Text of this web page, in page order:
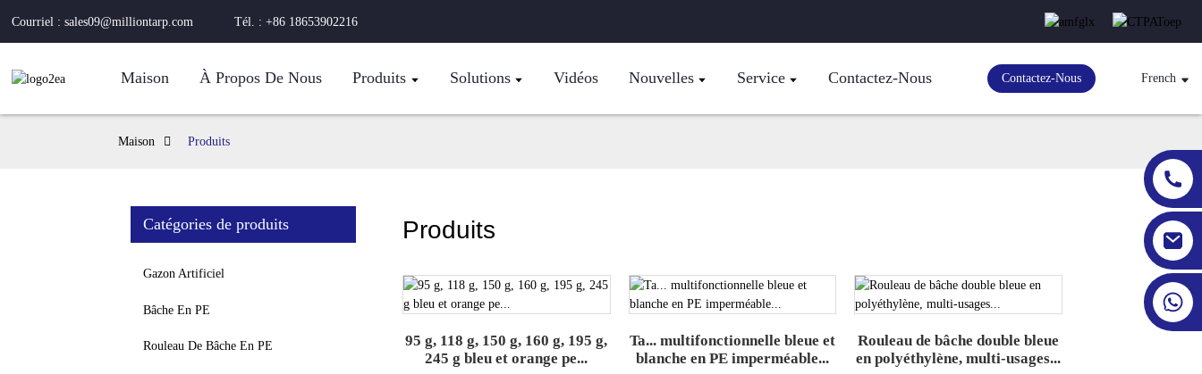
Courriel : sales09@milliontarp.com Tél. : +86 18653902216
Maison À Propos De Nous Produits Solutions Vidéos Nouvelles Service Contactez-Nous Contactez-Nous French
Maison Produits
Catégories de produits
Gazon Artificiel
Bâche En PE
Rouleau De Bâche En PE
Produits
95 g, 118 g, 150 g, 160 g, 195 g,
245 g bleu et orange pe...
Ta... multifonctionnelle bleue et
blanche en PE imperméable...
Rouleau de bâche double bleue
en polyéthylène, multi-usages...